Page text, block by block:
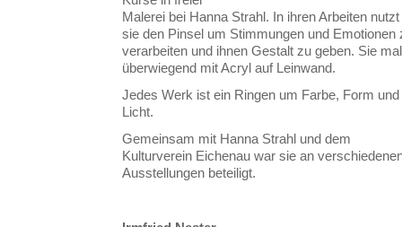
Malerei bei Hanna Strahl. In ihren Arbeiten nutzt
sie den Pinsel um Stimmungen und Emotionen
verarbeiten und ihnen Gestalt zu geben. Sie
überwiegend mit Acryl auf Leinwand.
Jedes Werk ist ein Ringen um Farbe, Form und
Licht.
Gemeinsam mit Hanna Strahl und dem
Kulturverein Eichenau war sie an
Ausstellungen beteiligt.